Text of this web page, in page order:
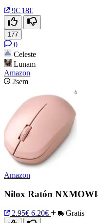
9€ 18€
177
0
Celeste
Lunam
Amazon
2sem
Amazon
Nilox Ratón
2.95€ 6.20€ Gratis